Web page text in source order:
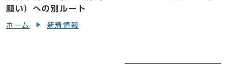
願い）への別ルート
ホーム 新着情報